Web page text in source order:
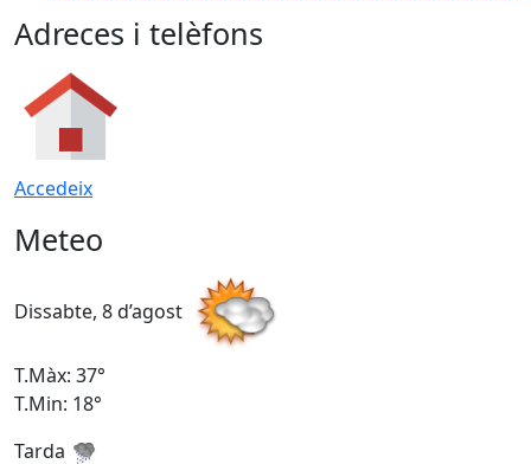
Adreces i telèfons
Accedeix
Meteo
Dissabte, 8 d’agost
T.Màx: 37°
T.Min: 18°
Tarda